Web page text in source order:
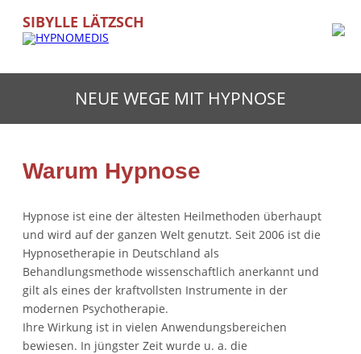
SIBYLLE LÄTZSCH
NEUE WEGE MIT HYPNOSE
Warum Hypnose
Hypnose ist eine der ältesten Heilmethoden überhaupt
und wird auf der ganzen Welt genutzt. Seit 2006 ist die
Hypnosetherapie in Deutschland als
Behandlungsmethode wissenschaftlich anerkannt und
gilt als eines der kraftvollsten Instrumente in der
modernen Psychotherapie.
Ihre Wirkung ist in vielen Anwendungsbereichen
bewiesen. In jüngster Zeit wurde u. a. die